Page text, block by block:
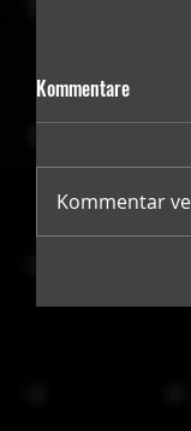
Kommentare
Kommentar